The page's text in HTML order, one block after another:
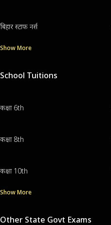
बिहार स्टाफ नर्स
Show More
School Tuitions
कक्षा 6th
कक्षा 8th
कक्षा 10th
Show More
Other State Govt Exams